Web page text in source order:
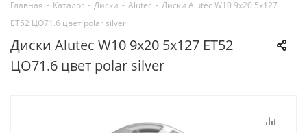
Главная - Каталог - Диски - Alutec - Диски Alutec W10 9x20 5x127
ET52 ЦО71.6 цвет polar silver
Диски Alutec W10 9x20 5x127 ET52
ЦО71.6 цвет polar silver